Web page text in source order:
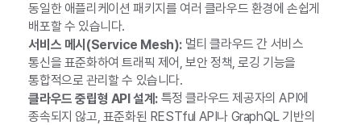
동일한 애플리케이션 패키지를 여러 클라우드 환경에 손쉽게
배포할 수 있습니다.
서비스 메시(Service Mesh):멀티 클라우드 간 서비스
통신을 표준화하여 트래픽 제어, 보안 정책, 로깅 기능을
통합적으로 관리할 수 있습니다.
클라우드 중립형 API 설계:특정 클라우드 제공자의 API에
종속되지 않고, 표준화된 RESTful API나 GraphQL 기반의